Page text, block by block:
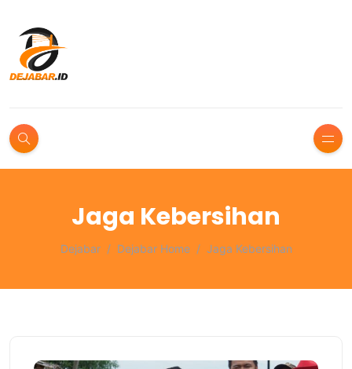
Jaga Kebersihan
Dejabar Dejabar Home Jaga Kebersihan